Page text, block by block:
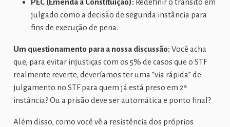
PEC (Emenda à Constituição): Redefinir o trânsito em
julgado como a decisão de segunda instância para
fins de execução de pena.
Um questionamento para a nossa discussão: Você acha
que, para evitar injustiças com os 5% de casos que o STF
realmente reverte, deveríamos ter uma “via rápida” de
julgamento no STF para quem já está preso em 2ª
instância? Ou a prisão deve ser automática e ponto final?
Além disso, como você vê a resistência dos próprios